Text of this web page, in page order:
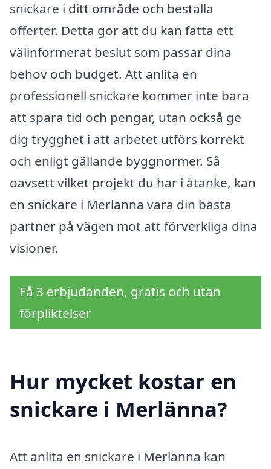
snickare i ditt område och beställa
offerter. Detta gör att du kan fatta ett
välinformerat beslut som passar dina
behov och budget. Att anlita en
professionell snickare kommer inte bara
att spara tid och pengar, utan också ge
dig trygghet i att arbetet utförs korrekt
och enligt gällande byggnormer. Så
oavsett vilket projekt du har i åtanke, kan
en snickare i Merlänna vara din bästa
partner på vägen mot att förverkliga dina
visioner.
Få 3 erbjudanden, gratis och utan
förpliktelser
Hur mycket kostar en
snickare i Merlänna?
Att anlita en snickare i Merlänna kan